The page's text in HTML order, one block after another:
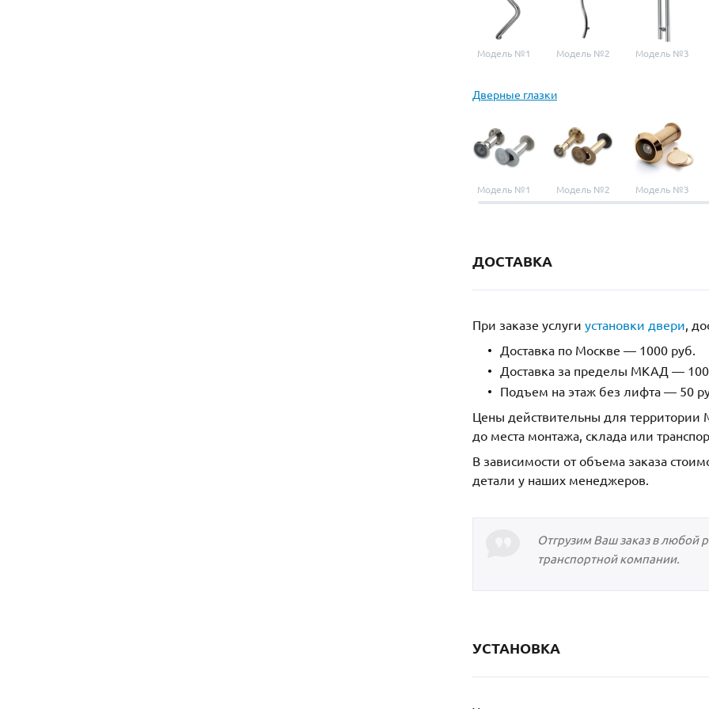
Модель №1 Модель №2 Модель №3
Дверные глазки
Модель №1 Модель №2 Модель №3
ДОСТАВКА
При заказе услуги установки двери,
Доставка по Москве — 1000 руб.
Доставка за пределы МКАД —
Подъем на этаж без лифта — 50
Цены действительны для территории
до места монтажа, склада или
В зависимости от объема заказа
детали у наших менеджеров.
Отгрузим Ваш заказ в любой
транспортной компании.
УСТАНОВКА